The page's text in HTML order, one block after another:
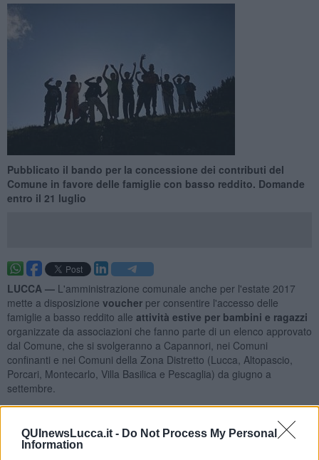
QUInewsLucca.it - Do Not Process My Personal
Information
Pubblicato il bando per la concessione dei contributi del
Comune in favore delle famiglie con basso reddito. Domande
entro il 21 luglio
LUCCA — L'amministrazione comunale anche per l'estate 2017
mette a disposizione voucherper consentire l'accesso delle
famiglie a basso reddito alle attività estive per bambini e ragazzi
organizzate da associazioni che fanno parte di un elenco approvato
dal Comune, che si svolgeranno a Capannori, nei Comuni
confinanti e nei Comuni della Zona Distretto (Lucca, Altopascio,
Porcari, Montecarlo, Villa Basilica e Pescaglia) da giugno a
settembre.
Il bando per richiedere il contributo è stato pubblicato sul sito del
Comune insieme all'elenco dei soggetti gestori e promotori di
attività estive approvato dall'ente presso cui le famiglie possono
utilizzare i voucher.